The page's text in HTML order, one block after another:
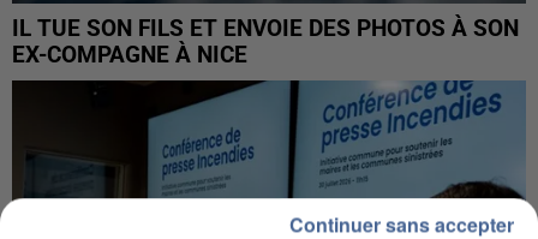
IL TUE SON FILS ET ENVOIE DES PHOTOS À SON
EX-COMPAGNE À NICE
Continuer sans accepter